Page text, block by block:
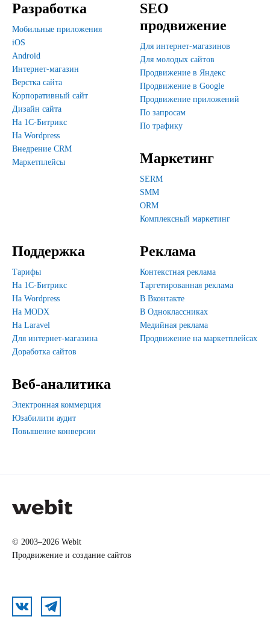
Разработка
Мобильные приложения
iOS
Android
Интернет-магазин
Верстка сайта
Корпоративный сайт
Дизайн сайта
На 1С-Битрикс
На Wordpress
Внедрение CRM
Маркетплейсы
SEO
продвижение
Для интернет-магазинов
Для молодых сайтов
Продвижение в Яндекс
Продвижение в Google
Продвижение приложений
По запросам
По трафику
Маркетинг
SERM
SMM
ORM
Комплексный маркетинг
Поддержка
Тарифы
На 1С-Битрикс
На Wordpress
На MODX
На Laravel
Для интернет-магазина
Доработка сайтов
Веб-аналитика
Электронная коммерция
Юзабилити аудит
Повышение конверсии
Реклама
Контекстная реклама
Таргетированная реклама
В Вконтакте
В Одноклассниках
Медийная реклама
Продвижение на маркетплейсах
© 2003–2026 Webit
Продвижение и создание сайтов